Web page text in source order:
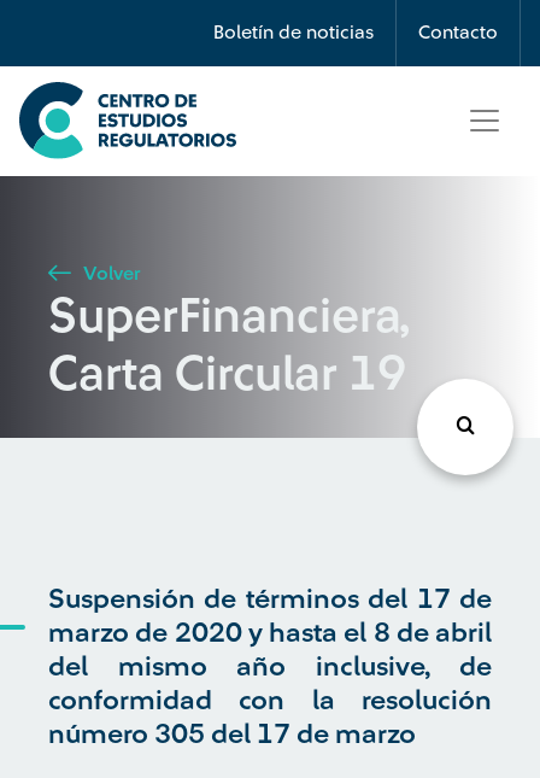
Boletín de noticias Contacto
Búsqueda
Seleccione país
Buscar
Volver
SuperFinanciera,
Carta Circular 19
Suspensión de términos del 17 de
marzo de 2020 y hasta el 8 de abril
del mismo año inclusive, de
conformidad con la resolución
número 305 del 17 de marzo